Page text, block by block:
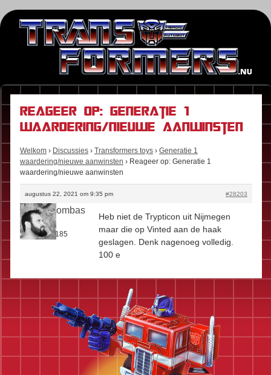
Reageer op: Generatie 1
waardering/nieuwe aanwinsten
Welkom › Discussies › Transformers toys › Generatie 1
waardering/nieuwe aanwinsten › Reageer op: Generatie 1
waardering/nieuwe aanwinsten
augustus 22, 2021 om 9:35 pm #28203
Boomboombas
Rol:Fan
Berichten: 185
Heb niet de Trypticon uit Nijmegen
maar die op Vinted aan de haak
geslagen. Denk nagenoeg volledig.
100 e